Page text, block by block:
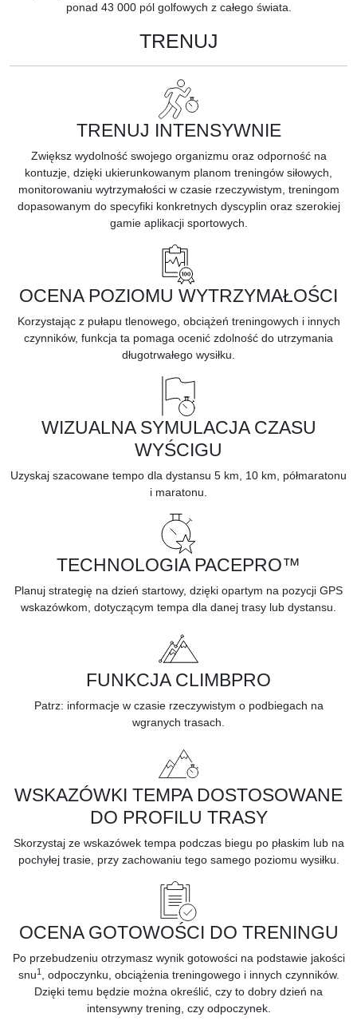
ponad 43 000 pól golfowych z całego świata.
TRENUJ
TRENUJ INTENSYWNIE
Zwiększ wydolność swojego organizmu oraz odporność na
kontuzje, dzięki ukierunkowanym planom treningów siłowych,
monitorowaniu wytrzymałości w czasie rzeczywistym, treningom
dopasowanym do specyfiki konkretnych dyscyplin oraz szerokiej
gamie aplikacji sportowych.
OCENA POZIOMU WYTRZYMAŁOŚCI
Korzystając z pułapu tlenowego, obciążeń treningowych i innych
czynników, funkcja ta pomaga ocenić zdolność do utrzymania
długotrwałego wysiłku.
WIZUALNA SYMULACJA CZASU
WYŚCIGU
Uzyskaj szacowane tempo dla dystansu 5 km, 10 km, półmaratonu
i maratonu.
TECHNOLOGIA PACEPRO™
Planuj strategię na dzień startowy, dzięki opartym na pozycji GPS
wskazówkom, dotyczącym tempa dla danej trasy lub dystansu.
FUNKCJA CLIMBPRO
Patrz: informacje w czasie rzeczywistym o podbiegach na
wgranych trasach.
WSKAZÓWKI TEMPA DOSTOSOWANE
DO PROFILU TRASY
Skorzystaj ze wskazówek tempa podczas biegu po płaskim lub na
pochyłej trasie, przy zachowaniu tego samego poziomu wysiłku.
OCENA GOTOWOŚCI DO TRENINGU
Po przebudzeniu otrzymasz wynik gotowości na podstawie jakości
snu1, odpoczynku, obciążenia treningowego i innych czynników.
Dzięki temu będzie można określić, czy to dobry dzień na
intensywny trening, czy odpoczynek.